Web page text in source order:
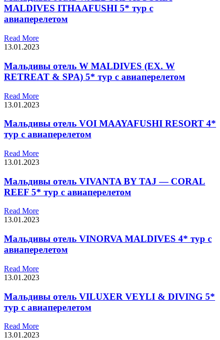
MALDIVES ITHAAFUSHI 5* тур с
авиаперелетом
Read More
13.01.2023
Мальдивы отель W MALDIVES (EX. W
RETREAT & SPA) 5* тур с авиаперелетом
Read More
13.01.2023
Мальдивы отель VOI MAAYAFUSHI RESORT 4*
тур с авиаперелетом
Read More
13.01.2023
Мальдивы отель VIVANTA BY TAJ — CORAL
REEF 5* тур с авиаперелетом
Read More
13.01.2023
Мальдивы отель VINORVA MALDIVES 4* тур с
авиаперелетом
Read More
13.01.2023
Мальдивы отель VILUXER VEYLI & DIVING 5*
тур с авиаперелетом
Read More
13.01.2023